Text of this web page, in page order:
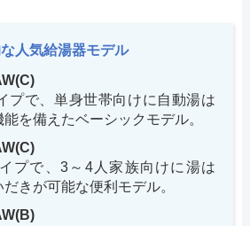
人気給湯器モデル
プで、単身世帯向けに自動湯は
を備えたベーシックモデル。
プで、3～4人家族向けに湯は
きが可能な便利モデル。